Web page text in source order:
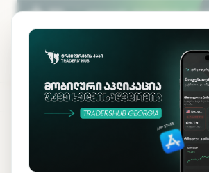
გადადი ძირითად შინაარსზე